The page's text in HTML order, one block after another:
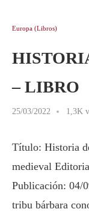
Europa (Libros)
– LIBRO
25/03/2022 1,3K
Título: Historia
medieval
Publicación: 04/
tribu bárbara